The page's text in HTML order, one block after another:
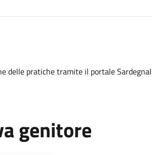
delle pratiche tramite il portale
genitore